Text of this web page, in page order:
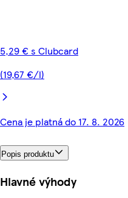
5,29 € s Clubcard
(19,67 €/l)
Cena je platná do 17. 8. 2026
Popis produktu
Hlavné výhody